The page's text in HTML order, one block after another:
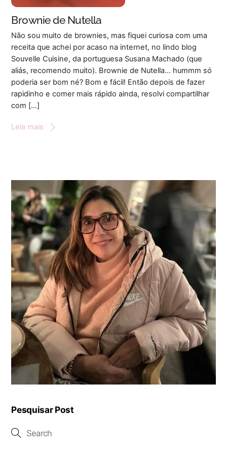
Brownie de Nutella
Não sou muito de brownies, mas fiquei curiosa com uma
receita que achei por acaso na internet, no lindo blog
Souvelle Cuisine, da portuguesa Susana Machado (que
aliás, recomendo muito). Brownie de Nutella… hummm só
poderia ser bom né? Bom e fácil! Então depois de fazer
rapidinho e comer mais rápido ainda, resolvi compartilhar
com […]
Leia mais
Pesquisar Post